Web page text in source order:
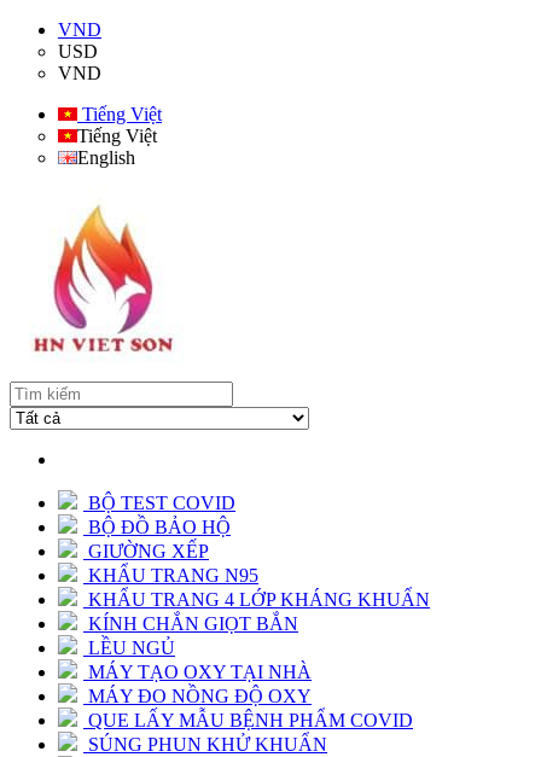
VND
USD
VND
Tiếng Việt
Tiếng Việt
English
BỘ TEST COVID
BỘ ĐỒ BẢO HỘ
GIƯỜNG XẾP
KHẨU TRANG N95
KHẨU TRANG 4 LỚP KHÁNG KHUẨN
KÍNH CHẮN GIỌT BẮN
LỀU NGỦ
MÁY TẠO OXY TẠI NHÀ
MÁY ĐO NỒNG ĐỘ OXY
QUE LẤY MẪU BỆNH PHẨM COVID
SÚNG PHUN KHỬ KHUẨN